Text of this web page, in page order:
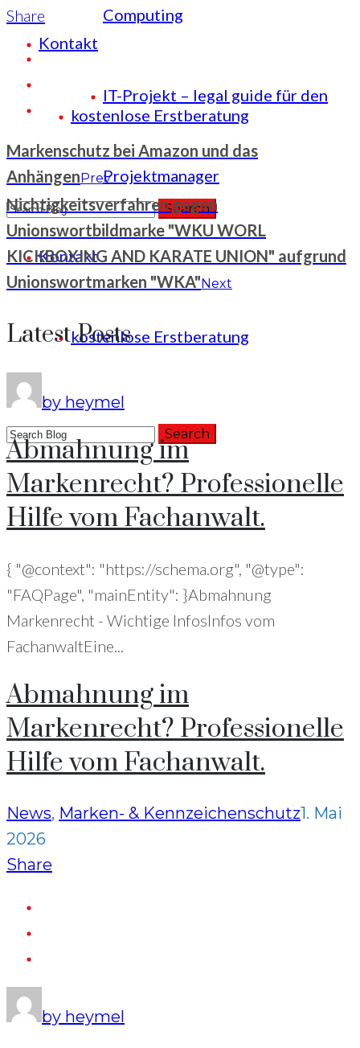
Computing
IT-Projekt – legal guide für den
Projektmanager
Kontakt
kostenlose Erstberatung
+49 (221) 29780954
Kontakt
kostenlose Erstberatung
+49 (221) 29780954
Share
Markenschutz bei Amazon und das
AnhängenPrev
Nichtigkeitsverfahren gegen
Unionswortbildmarke "WKU WORL
KICKBOXING AND KARATE UNION" aufgrund
Unionswortmarken "WKA"Next
Latest Posts
by heymel
Abmahnung im
Markenrecht? Professionelle
Hilfe vom Fachanwalt.
{ "@context": "https://schema.org", "@type":
"FAQPage", "mainEntity": }Abmahnung
Markenrecht - Wichtige InfosInfos vom
FachanwaltEine...
Abmahnung im
Markenrecht? Professionelle
Hilfe vom Fachanwalt.
News, Marken- & Kennzeichenschutz1. Mai
2026
Share
by heymel